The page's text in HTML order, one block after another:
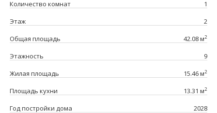
Количество комнат
1
Этаж
2
Общая площадь
42.08 м2
Этажность
9
Жилая площадь
15.46 м2
Площадь кухни 13.31 м2
Год постройки дома 2028